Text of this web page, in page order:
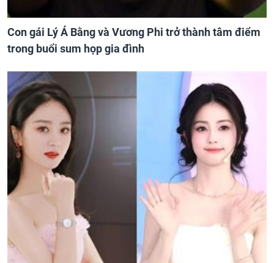
Con gái Lý Á Bằng và Vương Phi trở thành tâm điểm
trong buổi sum họp gia đình